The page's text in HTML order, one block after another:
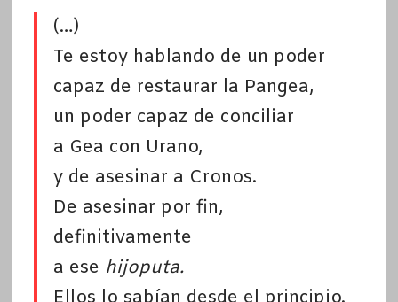
(…)
Te estoy hablando de un poder
capaz de restaurar la Pangea,
un poder capaz de conciliar
a Gea con Urano,
y de asesinar a Cronos.
De asesinar por fin,
definitivamente
a ese hijoputa.